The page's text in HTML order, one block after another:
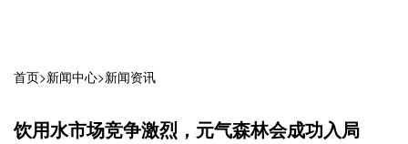
首页>新闻中心>新闻资讯
饮用水市场竞争激烈，元气森林会成功入局